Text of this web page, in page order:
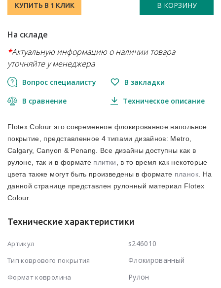
КУПИТЬ В 1 КЛИК В КОРЗИНУ
На складе
*Актуальную информацию о наличии товара
уточняйте у менеджера
Вопрос специалисту В закладки
В сравнение Техническое описание
Flotex Colour это современное флокированное напольное
покрытие, представленное 4 типами дизайнов: Metro,
Calgary, Canyon & Penang. Все дизайны доступны как в
рулоне, так и в формате плитки , в то время как некоторые
цвета также могут быть произведены в формате планок. На
данной странице представлен рулонный материал Flotex
Colour.
Технические характеристики
Артикул s246010
Тип коврового покрытия Флокированный
Формат ковролина Рулон